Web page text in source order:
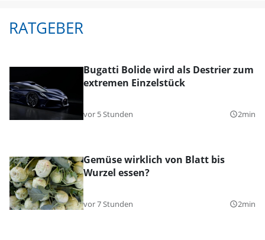
RATGEBER
Bugatti Bolide wird als Destrier zum
extremen Einzelstück
vor 5 Stunden query_builder2min
Gemüse wirklich von Blatt bis
Wurzel essen?
vor 7 Stunden query_builder2min